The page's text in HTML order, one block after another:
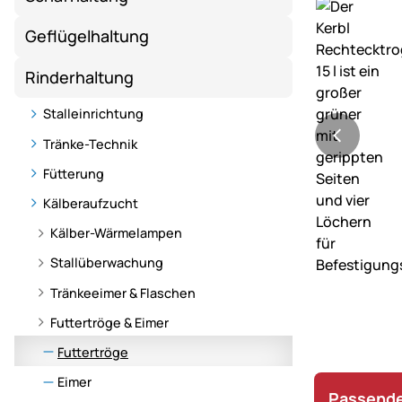
Geflügelhaltung
Rinderhaltung
Stalleinrichtung
Tränke-Technik
Fütterung
Kälberaufzucht
Kälber-Wärmelampen
Stallüberwachung
Tränkeeimer & Flaschen
Futtertröge & Eimer
Futtertröge
Eimer